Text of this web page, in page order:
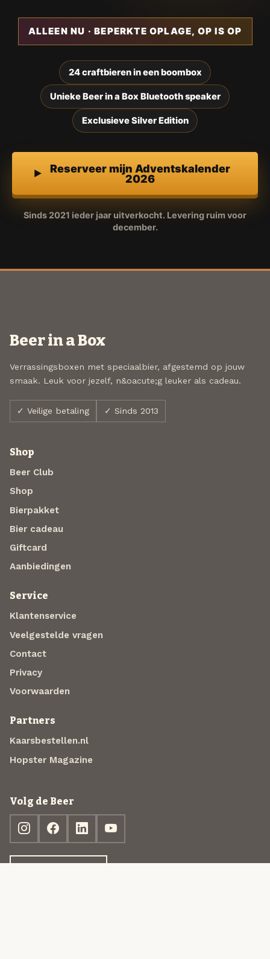
ALLEEN NU · BEPERKTE OPLAGE, OP IS OP
24 craftbieren in een boombox
Unieke Beer in a Box Bluetooth speaker
Exclusieve Silver Edition
Reserveer mijn Adventskalender
2026
Sinds 2021 ieder jaar uitverkocht. Levering ruim voor
december.
Beer in a Box
Verrassingsboxen met speciaalbier, afgestemd op jouw
smaak. Leuk voor jezelf, n&oacute;g leuker als cadeau.
✓ Veilige betaling ✓ Sinds 2013
Shop
Beer Club
Shop
Bierpakket
Bier cadeau
Giftcard
Aanbiedingen
Service
Klantenservice
Veelgestelde vragen
Contact
Privacy
Voorwaarden
Partners
Kaarsbestellen.nl
Hopster Magazine
Volg de Beer